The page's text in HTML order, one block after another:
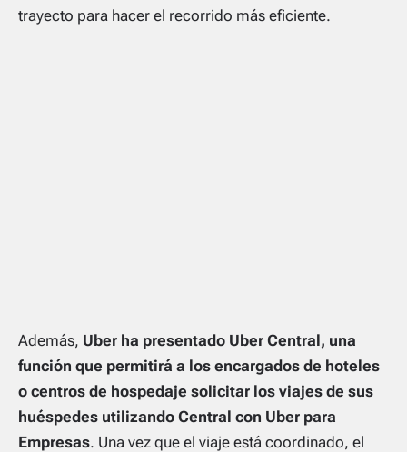
trayecto para hacer el recorrido más eficiente.
Además, Uber ha presentado Uber Central, una
función que permitirá a los encargados de hoteles
o centros de hospedaje solicitar los viajes de sus
huéspedes utilizando Central con Uber para
Empresas. Una vez que el viaje está coordinado, el